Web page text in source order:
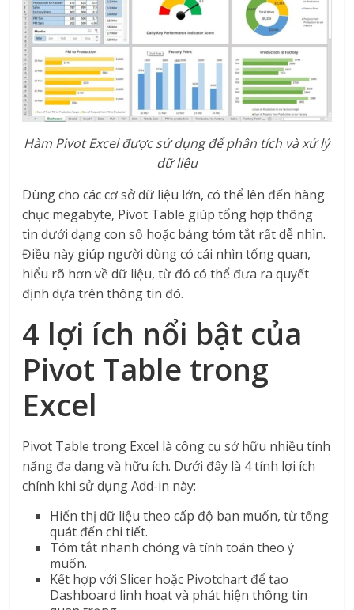
Hàm Pivot Excel được sử dụng để phân tích và xử lý
dữ liệu
Dùng cho các cơ sở dữ liệu lớn, có thể lên đến hàng
chục megabyte, Pivot Table giúp tổng hợp thông
tin dưới dạng con số hoặc bảng tóm tắt rất dễ nhìn.
Điều này giúp người dùng có cái nhìn tổng quan,
hiểu rõ hơn về dữ liệu, từ đó có thể đưa ra quyết
định dựa trên thông tin đó.
4 lợi ích nổi bật của
Pivot Table trong
Excel
Pivot Table trong Excel là công cụ sở hữu nhiều tính
năng đa dạng và hữu ích. Dưới đây là 4 tính lợi ích
chính khi sử dụng Add-in này:
Hiển thị dữ liệu theo cấp độ bạn muốn, từ tổng
quát đến chi tiết.
Tóm tắt nhanh chóng và tính toán theo ý
muốn.
Kết hợp với Slicer hoặc Pivotchart để tạo
Dashboard linh hoạt và phát hiện thông tin